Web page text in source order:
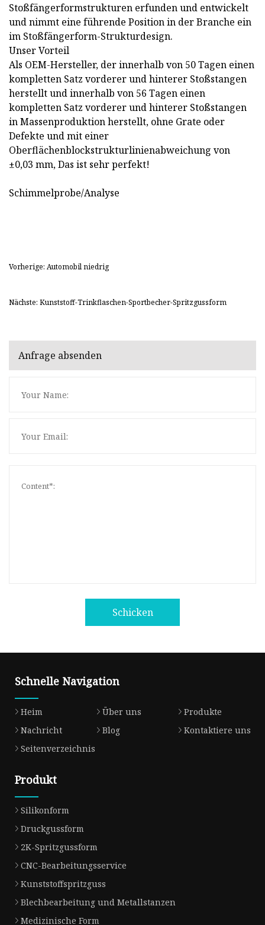
Stoßfängerformstrukturen erfunden und entwickelt
und nimmt eine führende Position in der Branche ein
im Stoßfängerform-Strukturdesign.
Unser Vorteil
Als OEM-Hersteller, der innerhalb von 50 Tagen einen
kompletten Satz vorderer und hinterer Stoßstangen
herstellt und innerhalb von 56 Tagen einen
kompletten Satz vorderer und hinterer Stoßstangen
in Massenproduktion herstellt, ohne Grate oder
Defekte und mit einer
Oberflächenblockstrukturlinienabweichung von
±0,03 mm, Das ist sehr perfekt!
Schimmelprobe/Analyse
Vorherige: Automobil niedrig
Nächste: Kunststoff-Trinkflaschen-Sportbecher-Spritzgussform
Anfrage absenden
Schicken
Schnelle Navigation
Heim Über uns
Produkte
Nachricht
Blog
Kontaktiere uns
Seitenverzeichnis
Produkt
Silikonform
Druckgussform
2K-Spritzgussform
CNC-Bearbeitungsservice
Kunststoffspritzguss
Blechbearbeitung und Metallstanzen
Medizinische Form